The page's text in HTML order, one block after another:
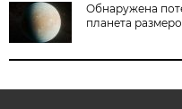
Обнаружена
планета